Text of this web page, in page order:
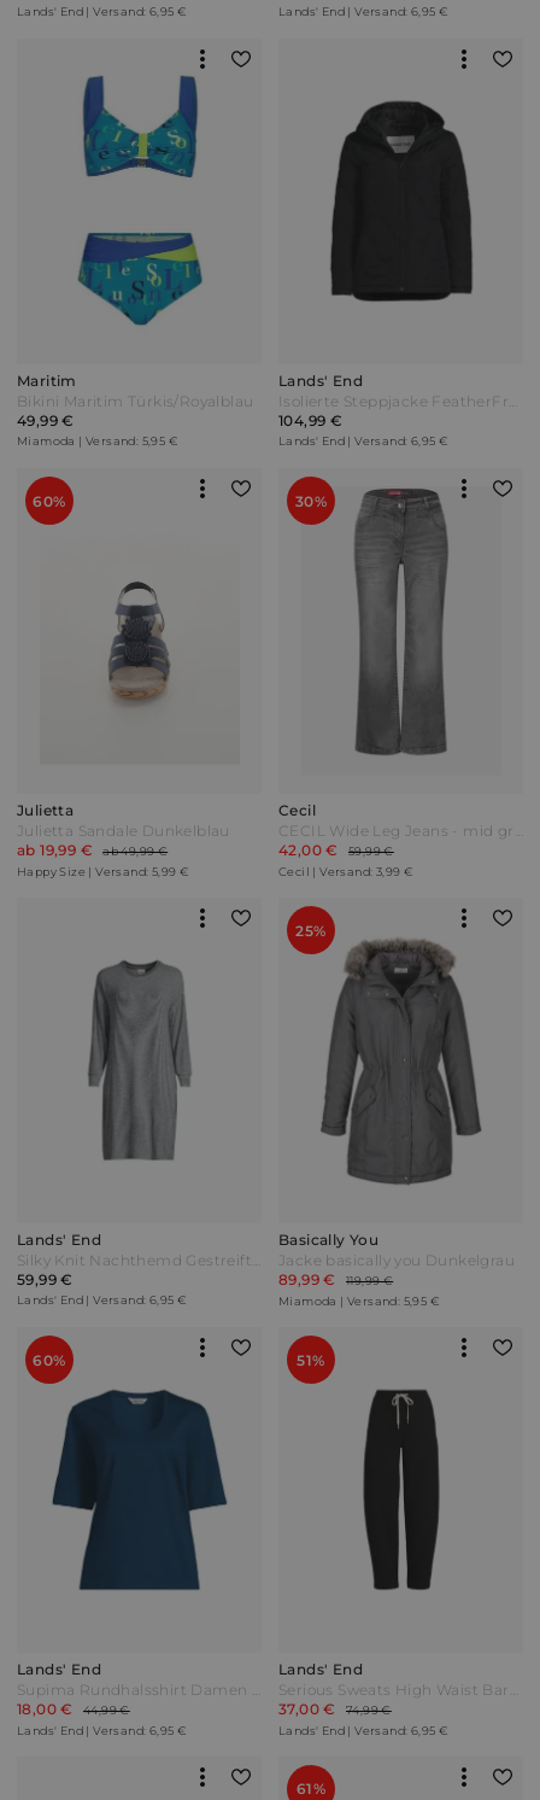
Lands' End | Versand: 6,95 € Lands' End | Versand: 6,95 €
Maritim
Bikini Maritim Türkis/Royalblau
49,99 €
Miamoda | Versand: 5,95 €
Lands' End
Isolierte Steppjacke FeatherFree in Plus-Größe Damen Schwarz by Lands' End
104,99 €
Lands' End | Versand: 6,95 €
60%
Julietta
Julietta Sandale Dunkelblau
ab 19,99 €
ab 49,99 €
Happy Size | Versand: 5,99 €
30%
Cecil
CECIL Wide Leg Jeans - mid grey random wash Grau
42,00 €
59,99 €
Cecil | Versand: 3,99 €
Lands' End
Silky Knit Nachthemd Gestreift Damen Grau by Lands' End
59,99 €
Lands' End | Versand: 6,95 €
25%
Basically You
Jacke basically you Dunkelgrau
89,99 €
119,99 €
Miamoda | Versand: 5,95 €
60%
Lands' End
18,00 €
44,99 €
Lands' End | Versand: 6,95 €
51%
Lands' End
37,00 €
74,99 €
Lands' End | Versand: 6,95 €
61%